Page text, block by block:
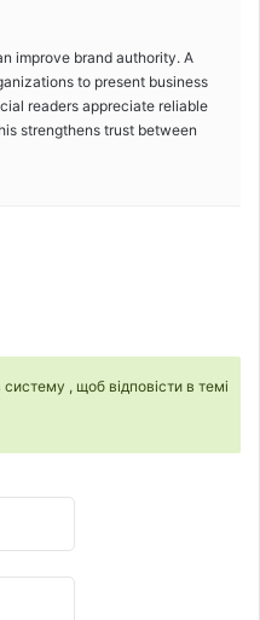
improve brand authority. A
to present business
readers appreciate reliable
strengthens trust between
, щоб відповісти в темі